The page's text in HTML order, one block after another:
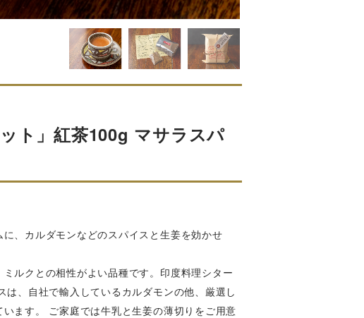
ト」紅茶100g マサラスパ
、カルダモンなどのスパイスと生姜を効かせ
ルクとの相性がよい品種です。印度料理シター
、自社で輸入しているカルダモンの他、厳選し
ます。 ご家庭では牛乳と生姜の薄切りをご用意